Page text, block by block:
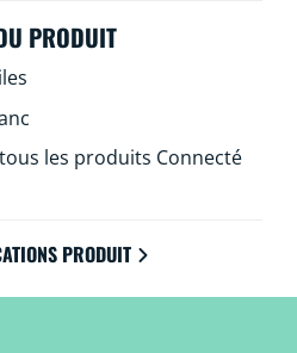
PRODUIT
les produits Connecté
PRODUIT